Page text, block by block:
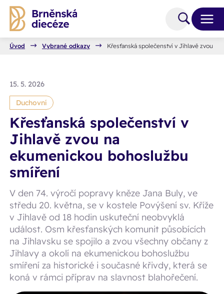
Úvod Vybrané odkazy Křesťanská společenství v Jihlavě zvou
15. 5. 2026
Duchovní
Křesťanská společenství v
Jihlavě zvou na
ekumenickou bohoslužbu
smíření
V den 74. výročí popravy kněze Jana Buly, ve
středu 20. května, se v kostele Povýšení sv. Kříže
v Jihlavě od 18 hodin uskuteční neobvyklá
událost. Osm křesťanských komunit působících
na Jihlavsku se spojilo a zvou všechny občany z
Jihlavy a okolí na ekumenickou bohoslužbu
smíření za historické i současné křivdy, která se
koná v rámci příprav na slavnost blahořečení.